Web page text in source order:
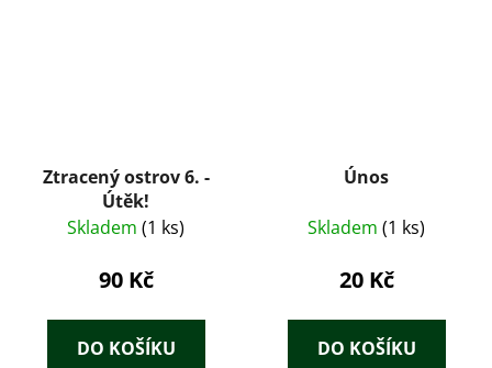
Ztracený ostrov 6. -
Útěk!
Skladem (1 ks)
90 Kč
DO KOŠÍKU
Únos
Skladem (1 ks)
20 Kč
DO KOŠÍKU